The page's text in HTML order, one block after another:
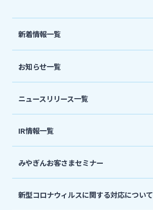
株主・投資家の皆さま
ニュースリリース一覧
採用情報
新着情報一覧
お知らせ一覧
ニュースリリース一覧
IR情報一覧
みやぎんお客さまセミナー
新型コロナウィルスに関する対応について